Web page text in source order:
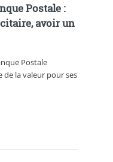
Postale :
avoir un
Postale
la valeur pour ses